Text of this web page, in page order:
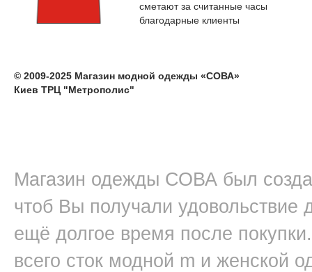
сметают за считанные часы
благодарные клиенты
© 2009-2025 Магазин модной одежды «СОВА»
Киев ТРЦ "Метрополис"
Магазин одежды СОВА был
чтоб Вы получали удовольствие
ещё долгое время после покупки.
всего сток модной m и женской